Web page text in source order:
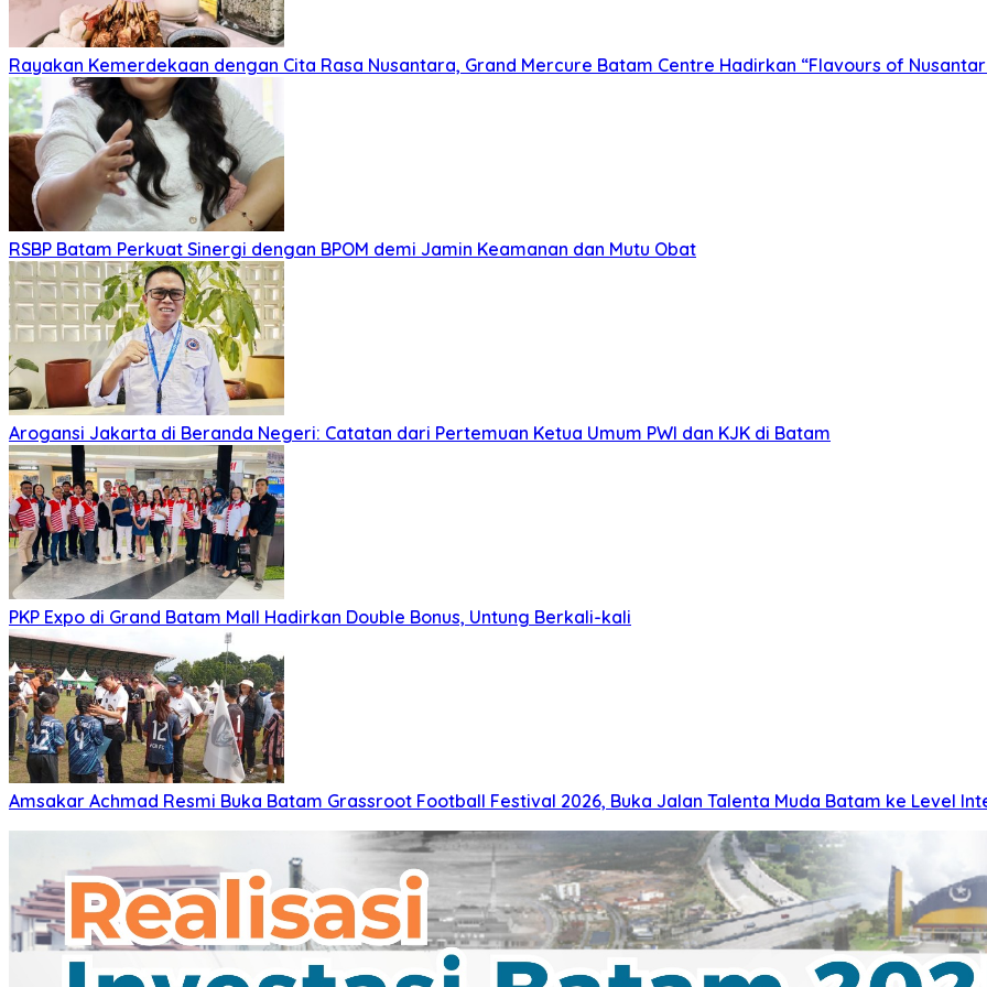
Rayakan Kemerdekaan dengan Cita Rasa Nusantara, Grand Mercure Batam Centre Hadirkan “Flavours of
RSBP Batam Perkuat Sinergi dengan BPOM demi Jamin Keamanan dan Mutu Obat
Arogansi Jakarta di Beranda Negeri: Catatan dari Pertemuan Ketua Umum PWI dan KJK di Batam
PKP Expo di Grand Batam Mall Hadirkan Double Bonus, Untung Berkali-kali
Amsakar Achmad Resmi Buka Batam Grassroot Football Festival 2026, Buka Jalan Talenta Muda Batam ke Level